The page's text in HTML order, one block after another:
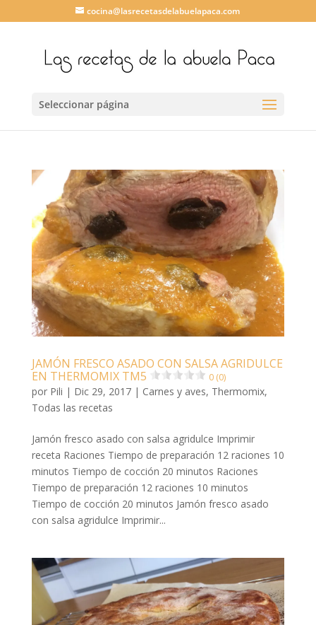
cocina@lasrecetasdelabuelapaca.com
Seleccionar página
JAMÓN FRESCO ASADO CON SALSA AGRIDULCE
EN THERMOMIX TM5
0 (0)
por Pili | Dic 29, 2017| Carnes y aves, Thermomix,
Todas las recetas
Jamón fresco asado con salsa agridulce Imprimir
receta Raciones Tiempo de preparación 12 raciones 10
minutos Tiempo de cocción 20 minutos Raciones
Tiempo de preparación 12 raciones 10 minutos
Tiempo de cocción 20 minutos Jamón fresco asado
con salsa agridulce Imprimir...